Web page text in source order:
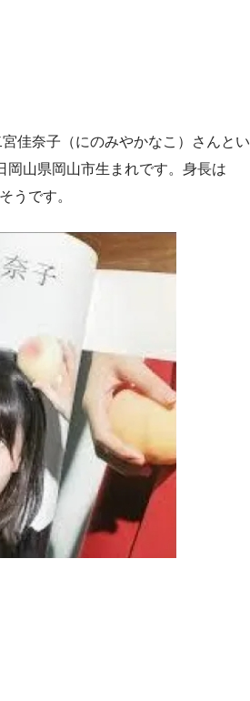
佳奈子（にのみやかなこ）さんとい
岡山県岡山市生まれです。身長は
うです。